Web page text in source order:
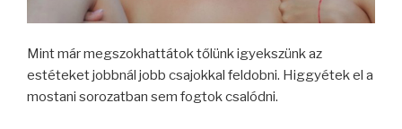
Mint már megszokhattátok tőlünk igyekszünk az
estéteket jobbnál jobb csajokkal feldobni. Higgyétek el a
mostani sorozatban sem fogtok csalódni.